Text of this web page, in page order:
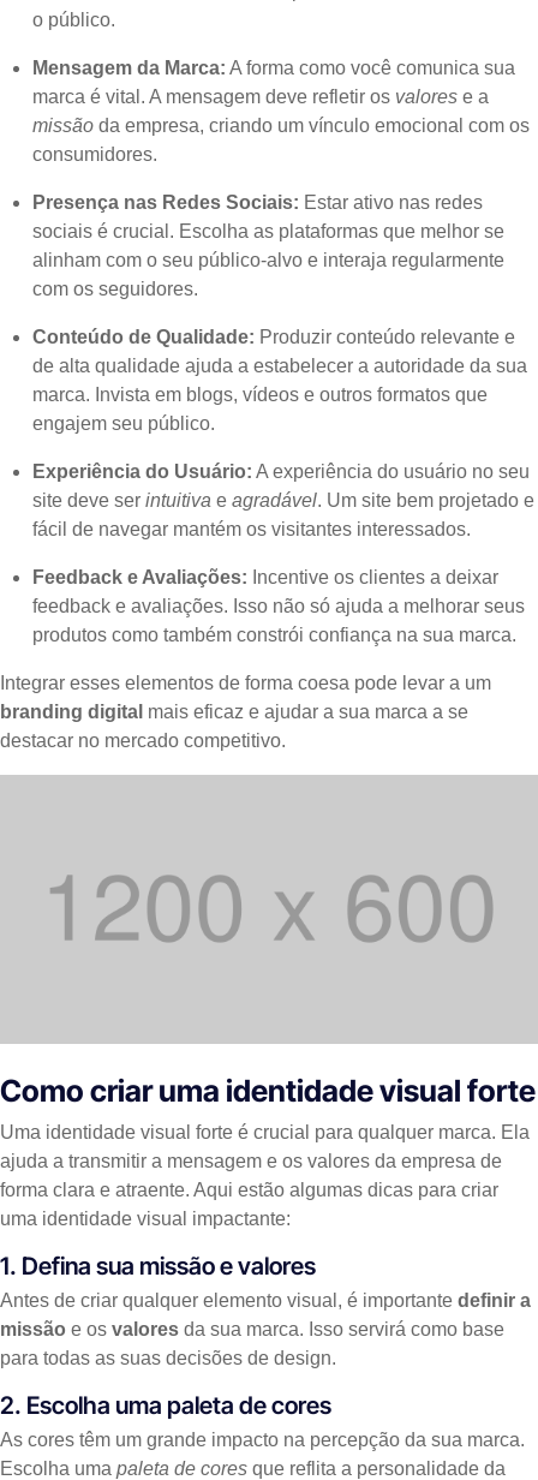
o público.
Mensagem da Marca: A forma como você comunica sua
marca é vital. A mensagem deve refletir os valores e a
missão da empresa, criando um vínculo emocional com os
consumidores.
Presença nas Redes Sociais: Estar ativo nas redes
sociais é crucial. Escolha as plataformas que melhor se
alinham com o seu público-alvo e interaja regularmente
com os seguidores.
Conteúdo de Qualidade: Produzir conteúdo relevante e
de alta qualidade ajuda a estabelecer a autoridade da sua
marca. Invista em blogs, vídeos e outros formatos que
engajem seu público.
Experiência do Usuário: A experiência do usuário no seu
site deve serintuitiva eagradável. Um site bem projetado e
fácil de navegar mantém os visitantes interessados.
Feedback e Avaliações: Incentive os clientes a deixar
feedback e avaliações. Isso não só ajuda a melhorar seus
produtos como também constrói confiança na sua marca.
Integrar esses elementos de forma coesa pode levar a um
branding digital mais eficaz e ajudar a sua marca a se
destacar no mercado competitivo.
Como criar uma identidade visual forte
Uma identidade visual forte é crucial para qualquer marca. Ela
ajuda a transmitir a mensagem e os valores da empresa de
forma clara e atraente. Aqui estão algumas dicas para criar
uma identidade visual impactante:
1. Defina sua missão e valores
Antes de criar qualquer elemento visual, é importante definir a
missão e os valores da sua marca. Isso servirá como base
para todas as suas decisões de design.
2. Escolha uma paleta de cores
As cores têm um grande impacto na percepção da sua marca.
Escolha uma paleta de cores que reflita a personalidade da